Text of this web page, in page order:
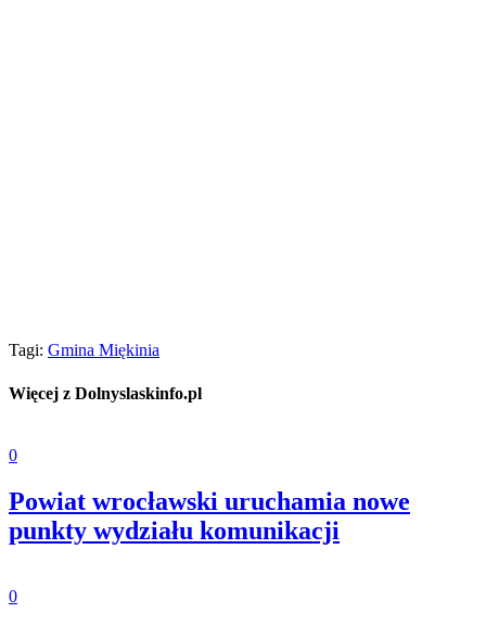
Tagi: Gmina Miękinia
Więcej z Dolnyslaskinfo.pl
0
Powiat wrocławski uruchamia nowe
punkty wydziału komunikacji
0